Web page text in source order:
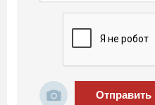
Отправить